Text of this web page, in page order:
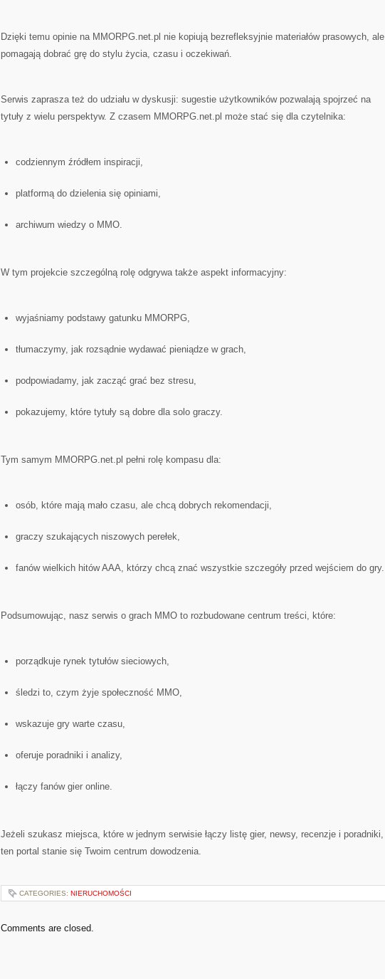
Dzięki temu opinie na MMORPG.net.pl nie kopiują bezrefleksyjnie materiałów prasowych, ale
pomagają dobrać grę do stylu życia, czasu i oczekiwań.
Serwis zaprasza też do udziału w dyskusji: sugestie użytkowników pozwalają spojrzeć na
tytuły z wielu perspektyw. Z czasem MMORPG.net.pl może stać się dla czytelnika:
codziennym źródłem inspiracji,
platformą do dzielenia się opiniami,
archiwum wiedzy o MMO.
W tym projekcie szczególną rolę odgrywa także aspekt informacyjny:
wyjaśniamy podstawy gatunku MMORPG,
tłumaczymy, jak rozsądnie wydawać pieniądze w grach,
podpowiadamy, jak zacząć grać bez stresu,
pokazujemy, które tytuły są dobre dla solo graczy.
Tym samym MMORPG.net.pl pełni rolę kompasu dla:
osób, które mają mało czasu, ale chcą dobrych rekomendacji,
graczy szukających niszowych perełek,
fanów wielkich hitów AAA, którzy chcą znać wszystkie szczegóły przed wejściem do gry.
Podsumowując, nasz serwis o grach MMO to rozbudowane centrum treści, które:
porządkuje rynek tytułów sieciowych,
śledzi to, czym żyje społeczność MMO,
wskazuje gry warte czasu,
oferuje poradniki i analizy,
łączy fanów gier online.
Jeżeli szukasz miejsca, które w jednym serwisie łączy listę gier, newsy, recenzje i poradniki,
ten portal stanie się Twoim centrum dowodzenia.
CATEGORIES: NIERUCHOMOŚCI
Comments are closed.